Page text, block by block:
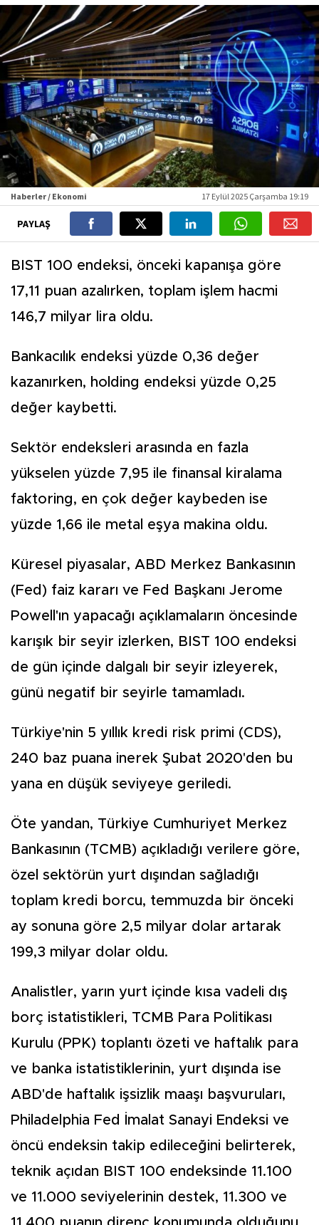
Haberler / Ekonomi 17 Eylül 2025 Çarşamba 19:19
PAYLAŞ
BIST 100 endeksi, önceki kapanışa göre
17,11 puan azalırken, toplam işlem hacmi
146,7 milyar lira oldu.
Bankacılık endeksi yüzde 0,36 değer
kazanırken, holding endeksi yüzde 0,25
değer kaybetti.
Sektör endeksleri arasında en fazla
yükselen yüzde 7,95 ile finansal kiralama
faktoring, en çok değer kaybeden ise
yüzde 1,66 ile metal eşya makina oldu.
Küresel piyasalar, ABD Merkez Bankasının
(Fed) faiz kararı ve Fed Başkanı Jerome
Powell'ın yapacağı açıklamaların öncesinde
karışık bir seyir izlerken, BIST 100 endeksi
de gün içinde dalgalı bir seyir izleyerek,
günü negatif bir seyirle tamamladı.
Türkiye'nin 5 yıllık kredi risk primi (CDS),
240 baz puana inerek Şubat 2020'den bu
yana en düşük seviyeye geriledi.
Öte yandan, Türkiye Cumhuriyet Merkez
Bankasının (TCMB) açıkladığı verilere göre,
özel sektörün yurt dışından sağladığı
toplam kredi borcu, temmuzda bir önceki
ay sonuna göre 2,5 milyar dolar artarak
199,3 milyar dolar oldu.
Analistler, yarın yurt içinde kısa vadeli dış
borç istatistikleri, TCMB Para Politikası
Kurulu (PPK) toplantı özeti ve haftalık para
ve banka istatistiklerinin, yurt dışında ise
ABD'de haftalık işsizlik maaşı başvuruları,
Philadelphia Fed İmalat Sanayi Endeksi ve
öncü endeksin takip edileceğini belirterek,
teknik açıdan BIST 100 endeksinde 11.100
ve 11.000 seviyelerinin destek, 11.300 ve